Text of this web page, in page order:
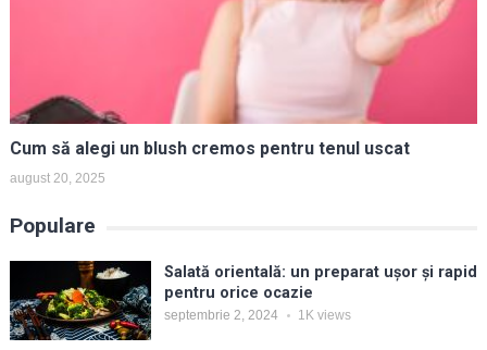
Cum să alegi un blush cremos pentru tenul uscat
august 20, 2025
Populare
Salată orientală: un preparat ușor și rapid
pentru orice ocazie
septembrie 2, 2024 1Kviews